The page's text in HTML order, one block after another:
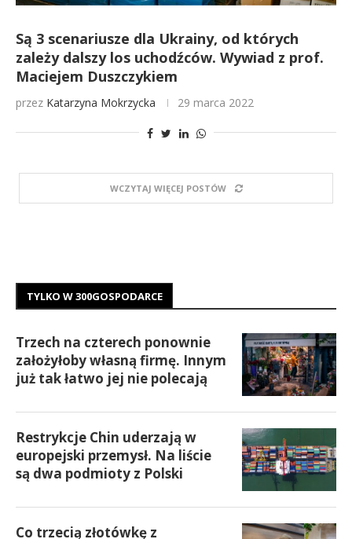
Są 3 scenariusze dla Ukrainy, od których
zależy dalszy los uchodźców. Wywiad z prof.
Maciejem Duszczykiem
przez Katarzyna Mokrzycka 29 marca 2022
WCZYTAJ WIĘCEJ POSTÓW
TYLKO W 300GOSPODARCE
Trzech na czterech ponownie
założyłoby własną firmę. Innym
już tak łatwo jej nie polecają
Restrykcje Chin uderzają w
europejski przemysł. Na liście
są dwa podmioty z Polski
Co trzecią złotówkę z